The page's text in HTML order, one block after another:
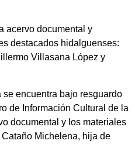
acervo documental y
destacados hidalguenses:
Villasana López y
encuentra bajo resguardo
de Información Cultural de la
documental y los materiales
Michelena, hija de